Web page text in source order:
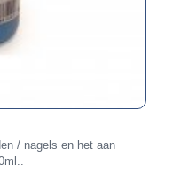
/ nagels en het aan